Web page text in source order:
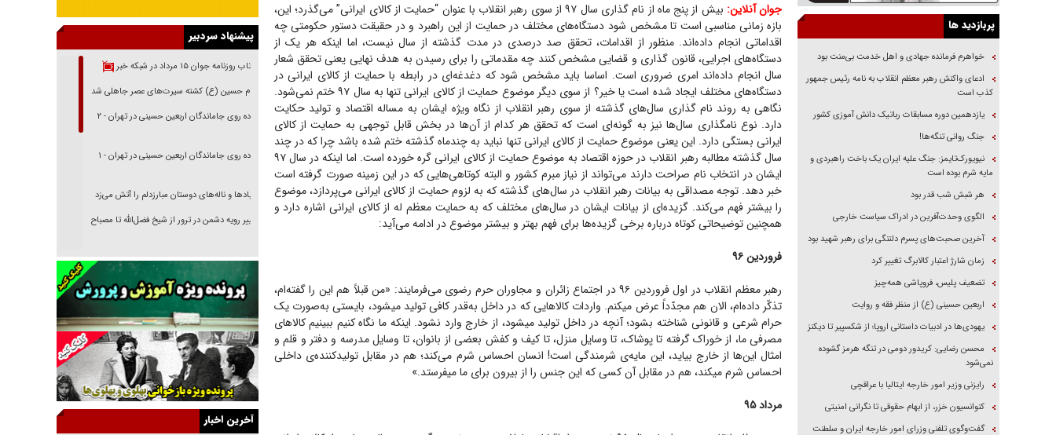
جوان آنلاین:
بیش از پنج ماه از نام گذاری سال ۹۷ از سوی رهبر انقلاب با عنوان “حمایت از کالای ایرانی” می‌گذرد؛ این،
بازه زمانی مناسبی است تا مشخص شود دستگاه‌های مختلف در حمایت از این راهبرد و در حقیقت دستور حکومتی چه
اقداماتی انجام داده‌اند. منظور از اقدامات، تحقق صد درصدی در مدت گذشته از سال نیست، اما اینکه هر یک از
دستگاه‌های اجرایی، قانون گذاری و قضایی مشخص کنند چه مقدماتی را برای رسیدن به هدف نهایی یعنی تحقق شعار
سال انجام داده‌اند امری ضروری است. اساسا باید مشخص شود که دغدغه‌ای در رابطه با حمایت از کالای ایرانی در
دستگاه‌های مختلف ایجاد شده است یا خیر؟ از سوی دیگر موضوع حمایت از کالای ایرانی تنها به سال ۹۷ ختم نمی‌شود.
نگاهی به روند نام گذاری سال‌های گذشته از سوی رهبر انقلاب از نگاه ویژه ایشان به مساله اقتصاد و تولید حکایت
دارد. نوع نامگذاری سال‌ها نیز به گونه‌ای است که تحقق هر کدام از آن‌ها در بخش قابل توجهی به حمایت از کالای
ایرانی بستگی دارد. این یعنی موضوع حمایت از کالای ایرانی تنها نباید به چندماه گذشته ختم شده باشد چرا که در چند
سال گذشته مطالبه رهبر انقلاب در حوزه اقتصاد به موضوع حمایت از کالای ایرانی گره خورده است. اما اینکه در سال ۹۷
ایشان در انتخاب نام صراحت دارند می‌تواند از نیاز مبرم کشور و البته کوتاهی‌هایی که در این زمینه صورت گرفته است
خبر دهد. توجه مصداقی به بیانات رهبر انقلاب در سال‌های گذشته که به لزوم حمایت از کالای ایرانی می‌پردازد، موضوع
را بیشتر فهم می‌کند. گزیده‌ای از بیانات ایشان در سال‌های مختلف که به حمایت معظم له از کالای ایرانی اشاره دارد و
همچنین توضیحاتی کوتاه درباره برخی گزیده‌ها برای فهم بهتر و بیشتر موضوع در ادامه می‌آید:
فروردین ۹۶
رهبر معظم انقلاب در اول فروردین ۹۶ در اجتماع زائران و مجاوران حرم رضوی می‌فرمایند: «من قبلاً هم این را گفته‌ام،
تذکّر داده‌ام، الان هم مجدّداً عرض میکنم. واردات کالا‌هایی که در داخل به‌قدر کافی تولید میشود، بایستی به‌صورت یک
حرام شرعی و قانونی شناخته بشود؛ آنچه در داخل تولید میشود، از خارج وارد نشود. اینکه ما نگاه کنیم ببینیم کالا‌های
مصرفی ما، از خوراک گرفته تا پوشاک، تا وسایل منزل، تا کیف و کفش بعضی از بانوان، تا وسایل مدرسه و دفتر و قلم و
امثال این‌ها از خارج بیاید، این مایه‌ی شرمندگی است! انسان احساس شرم می‌کند؛ هم در مقابل تولیدکننده‌ی داخلی
احساس شرم میکند، هم در مقابل آن کسی که این جنس را از بیرون برای ما میفرستد.»
مرداد ۹۵
پربازدید ها
خواهرم فرمانده جهادی و اهل خدمت بی‌منت بود
ادعای واکنش رهبر معظم انقلاب به نامه رئیس جمهور
کذب است
یازدهمین دوره مسابقات رباتیک دانش آموزی کشور
جنگ روانی تنگه‌ها!
نیویورک‌تایمز: جنگ علیه ایران یک باخت راهبردی و
مایه شرم بوده است
هر شبش شب قدر بود
الگوی وحدت‌آفرین در ادراک سیاست خارجی
آخرین صحبت‌های پسرم دلتنگی برای رهبر شهید بود
زمان شارژ اعتبار کالابرگ تغییر کرد
تضعیف پلیس، فروپاشی همه‌چیز
اربعین حسینی (ع) از منظر فقه و روایت
یهودی‌ها در ادبیات داستانی اروپا؛ از شکسپیر تا دیکنز
محسن رضایی: کریدور دومی در تنگه هرمز گشوده
نمی‌شود
رایزنی وزیر امور خارجه ایتالیا با عراقچی
کنوانسیون خزر، از ابهام حقوقی تا نگرانی امنیتی
گفت‌وگوی تلفنی وزرای امور خارجه ایران و سلطنت
پیشنهاد سردبیر
بازتاب روزنامه جوان ۱۵ مرداد در شبکه خبر
امام حسین (ع) کشته سیرت‌های عصر جاهلی شد
پیاده روی جاماندگان اربعین حسینی در تهران - ۲
پیاده روی جاماندگان اربعین حسینی در تهران - ۱
فریاد‌ها و ناله‌های دوستان مبارزدلم را آتش می‌زد
تغییر رویه دشمن در ترور از شیخ فضل‌الله تا مصباح
خرید قسطی اولش خنده و آخرش گریه است!
فوتبال و آن «بالا»!
راهبرد غافلگیری با نسل جدید پهپاد‌ها
جنجال پزشکان تقلبی در صنعت زیبایی
یهودی‌ها در ادبیات داستانی اروپا؛ از شکسپیر تا
دیکنز
گفت‌وگو با خواهر یکی از شهدای جنگ رمضان/
خواهرم فرمانده جهادی و اهل خدمت بی‌منت بود
آخرین اخبار